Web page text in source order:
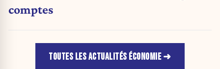
comptes
TOUTES LES ACTUALITÉS ÉCONOMIE